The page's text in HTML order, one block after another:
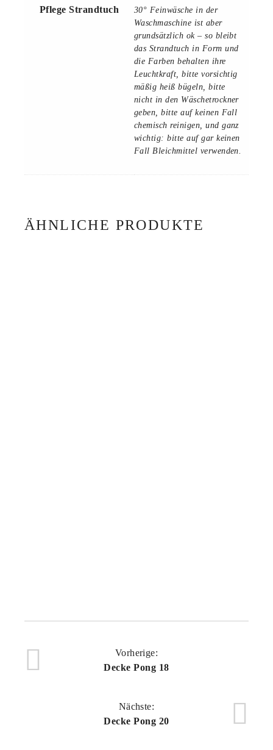
Pflege Strandtuch
30° Feinwäsche in der
Waschmaschine ist aber
grundsätzlich ok – so bleibt
das Strandtuch in Form und
die Farben behalten ihre
Leuchtkraft, bitte vorsichtig
mäßig heiß bügeln, bitte
nicht in den Wäschetrockner
geben, bitte auf keinen Fall
chemisch reinigen, und ganz
wichtig: bitte auf gar keinen
Fall Bleichmittel verwenden.
ÄHNLICHE PRODUKTE
Vorherige:
Decke Pong 18
Nächste:
Decke Pong 20